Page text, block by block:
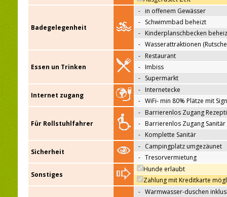
Badegelegenheit
- in offenem Gewässer
- Schwimmbad beheizt
- Kinderplanschbecken
- Wasserattraktionen
Essen un Trinken
- Restaurant
- Imbiss
- Supermarkt
Internet zugang
- Internetecke
- WiFi- min 80% Plätze mit
Für Rollstuhlfahrer
- Barrierenlos Zugang
- Barrierenlos Zugang Sanitär
- Komplette Sanitär
Sicherheit
- Campingplatz umgezäunet
- Tresorvermietung
Sonstiges
Hunde erlaubt
Zahlung mit Kreditkarte
- Warmwasser-duschen